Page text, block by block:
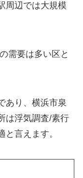
周辺では大規模
需要は多い区と
あり、横浜市泉
は浮気調査/素行
言えます。